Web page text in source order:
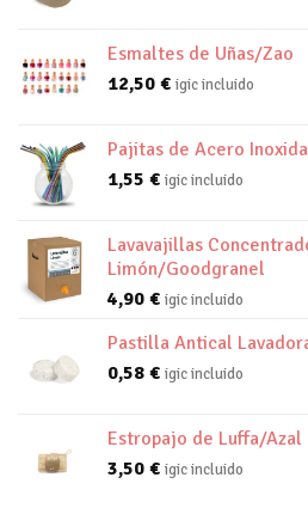
Esmaltes de Uñas/Zao
12,50 € igic incluido
Pajitas de Acero
1,55 € igic incluido
Lavavajillas
Limón/Goodgranel
4,90 € igic incluido
Pastilla Antical
0,58 € igic incluido
Estropajo de Luffa/Azal
3,50 € igic incluido